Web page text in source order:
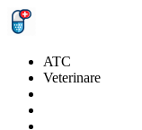
ATC
Veterinare